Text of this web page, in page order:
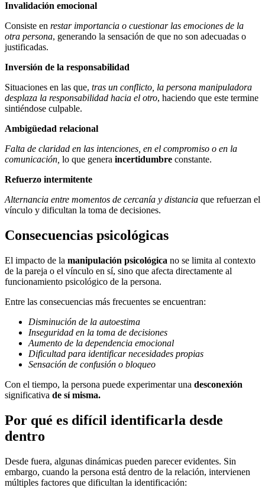
Invalidación emocional
Consiste en restar importancia o cuestionar las emociones de la
otra persona, generando la sensación de que no son adecuadas o
justificadas.
Inversión de la responsabilidad
Situaciones en las que, tras un conflicto, la persona manipuladora
desplaza la responsabilidad hacia el otro, haciendo que este termine
sintiéndose culpable.
Ambigüedad relacional
Falta de claridad en las intenciones, en el compromiso o en la
comunicación, lo que genera incertidumbre constante.
Refuerzo intermitente
Alternancia entre momentos de cercanía y distancia que refuerzan el
vínculo y dificultan la toma de decisiones.
Consecuencias psicológicas
El impacto de la manipulación psicológica no se limita al contexto
de la pareja o el vínculo en sí, sino que afecta directamente al
funcionamiento psicológico de la persona.
Entre las consecuencias más frecuentes se encuentran:
Disminución de la autoestima
Inseguridad en la toma de decisiones
Aumento de la dependencia emocional
Dificultad para identificar necesidades propias
Sensación de confusión o bloqueo
Con el tiempo, la persona puede experimentar una desconexión
significativa de sí misma.
Por qué es difícil identificarla desde
dentro
Desde fuera, algunas dinámicas pueden parecer evidentes. Sin
embargo, cuando la persona está dentro de la relación, intervienen
múltiples factores que dificultan la identificación: